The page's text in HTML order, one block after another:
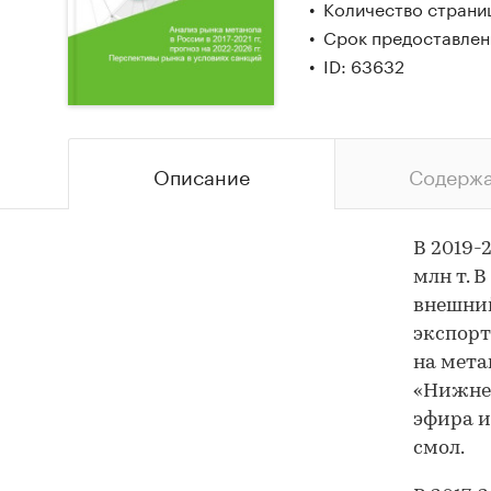
Количество
Срок
ID: 63632
Описание
В 2019-
млн т.
на
эфира
смол.